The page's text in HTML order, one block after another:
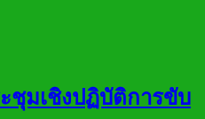
ชุมเชิงปฏิบัติการขับ